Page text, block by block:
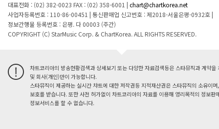
대표전화 : (02) 382-0023 FAX : (02) 358-6001 chart@chartkorea.net
사업자등록번호 : 110-86-00451 통신판매업 신고번호 : 제2018-서울은평-0932호
정보간행물 등록번호 : 은평. 다 00003 (주간)
COPYRIGHT (C) StarMusic Corp. & ChartKorea. ALL RIGHTS RESERVED.
차트코리아의 방송현황검색과 상세보기 또는 다양한 자료검색등은 스타뮤직과 계약을
및 회사(개인)만이 가능합니다.
스타뮤직이 제공하는 실시간 챠트에 대한 저작권등 지적재산권은 스타뮤직의 소유이
보호를 받습니다. 또한 사전 허가없이 차트코리아의 자료를 이용해 영리목적의 정보판
정보서비스를 할 수 없습니다.